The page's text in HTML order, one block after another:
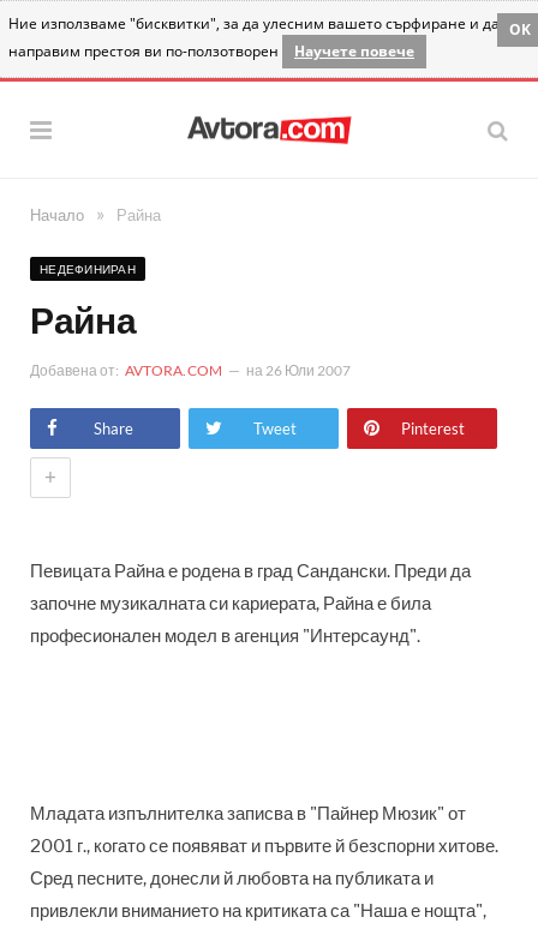
Ние използваме "бисквитки", за да улесним вашето сърфиране и да
направим престоя ви по-ползотворен
Научете повече
OK
Начало » Райна
НЕДЕФИНИРАН
Райна
Добавена от: AVTORA.COM на 26 Юли 2007
Share Tweet Pinterest
+
Певицата Райна е родена в град Сандански. Преди да
започне музикалната си кариерата, Райна е била
професионален модел в агенция "Интерсаунд".
Младата изпълнителка записва в "Пайнер Мюзик" от
2001 г., когато се появяват и първите й безспорни хитове.
Сред песните, донесли й любовта на публиката и
привлекли вниманието на критиката са "Наша е нощта",